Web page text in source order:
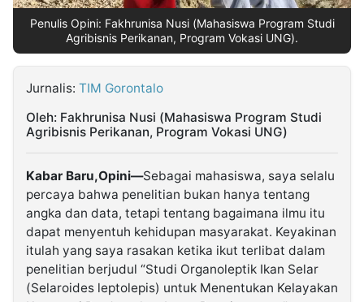
Kabarbaru.co
2026
Kabarbaru
Media
Holding
Penulis Opini: Fakhrunisa Nusi (Mahasiswa Program Studi
Agribisnis Perikanan, Program Vokasi UNG).
Jurnalis: TIM Gorontalo
Oleh: Fakhrunisa Nusi (Mahasiswa Program Studi
Agribisnis Perikanan, Program Vokasi UNG)
Kabar Baru,Opini—Sebagai mahasiswa, saya selalu
percaya bahwa penelitian bukan hanya tentang
angka dan data, tetapi tentang bagaimana ilmu itu
dapat menyentuh kehidupan masyarakat. Keyakinan
itulah yang saya rasakan ketika ikut terlibat dalam
penelitian berjudul “Studi Organoleptik Ikan Selar
(Selaroides leptolepis) untuk Menentukan Kelayakan